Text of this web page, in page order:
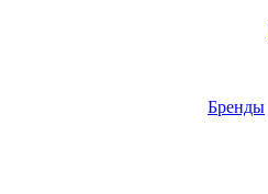
Бренды